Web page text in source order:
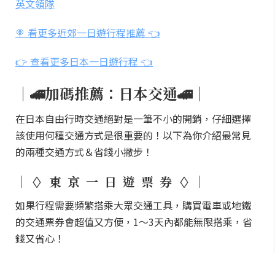
英文領隊
🍭 看更多近郊一日遊行程推薦 👈
👉 查看更多日本一日遊行程 👈
｜🚄加碼推薦：日本交通🚄｜
在日本自由行時交通絕對是一筆不小的開銷，仔細選擇
該使用何種交通方式是很重要的！以下為你介紹最常見
的兩種交通方式＆省錢小撇步！
｜ ◊ 東 京 一 日 遊 票 券 ◊ ｜
如果行程需要頻繁搭乘大眾交通工具，購買電車或地鐵
的交通票券會超值又方便，1～3天內都能無限搭乘，省
錢又省心！